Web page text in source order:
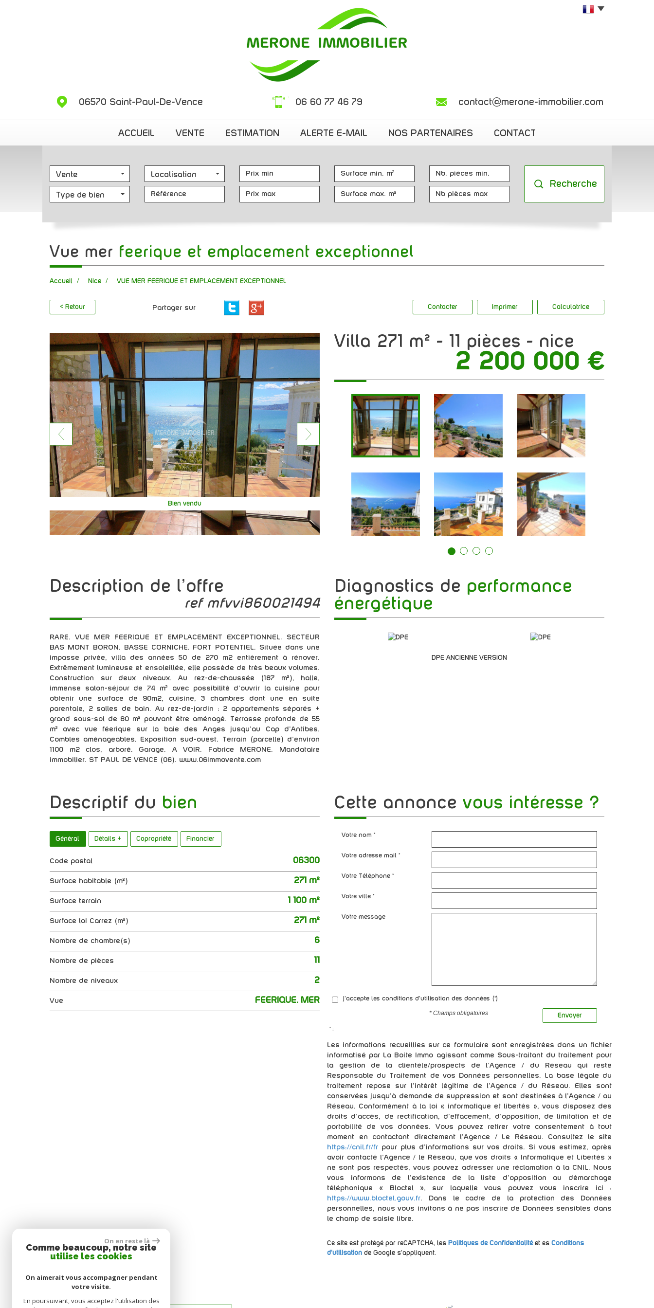
06 60 77 46 79
06570 Saint-Paul-De-Vence contact@merone-immobilier.com
ACCUEIL VENTE ESTIMATION ALERTE E-MAIL NOS PARTENAIRES CONTACT
Vente
Type de bien
Localisation
Recherche
vue mer feerique et emplacement exceptionnel
Accueil Nice VUE MER FEERIQUE ET EMPLACEMENT EXCEPTIONNEL
< Retour Partager sur Contacter Imprimer Calculatrice
Bien vendu
villa 271 m² - 11 pièces - nice
2 200 000 €
description de l'offre
ref mfvvi860021494
RARE. VUE MER FEERIQUE ET EMPLACEMENT EXCEPTIONNEL. SECTEUR
BAS MONT BORON. BASSE CORNICHE. FORT POTENTIEL. Située dans une
impasse privée, villa des années 50 de 270 m2 entièrement à rénover.
Extrêmement lumineuse et ensoleillée, elle possède de très beaux volumes.
Construction sur deux niveaux. Au rez-de-chaussée (187 m²), halle,
immense salon-séjour de 74 m² avec possibilité d'ouvrir la cuisine pour
obtenir une surface de 90m2, cuisine, 3 chambres dont une en suite
parentale, 2 salles de bain. Au rez-de-jardin : 2 appartements séparés +
grand sous-sol de 80 m² pouvant être aménagé. Terrasse profonde de 55
m² avec vue féerique sur la baie des Anges jusqu'au Cap d'Antibes.
Combles aménageables. Exposition sud-ouest. Terrain (parcelle) d'environ
1100 m2 clos, arboré. Garage. A VOIR. Fabrice MERONE. Mandataire
immobilier. ST PAUL DE VENCE (06). www.06immovente.com
diagnostics de performance
énergétique
DPE ANCIENNE VERSION
descriptif du bien
Général Détails + Copropriété Financier
Code postal 06300
Surface habitable (m²) 271 m²
surface terrain 1 100 m²
Surface loi Carrez (m²) 271 m²
Nombre de chambre(s) 6
Nombre de pièces 11
Nombre de niveaux 2
Vue FEERIQUE. MER
cette annonce vous intéresse ?
Votre nom *
Votre adresse mail *
Votre Téléphone *
Votre ville *
Votre message
J'accepte les conditions d'utilisation des données (*)
Envoyer
* Champs obligatoires
* :
Les informations recueillies sur ce formulaire sont enregistrées dans un fichier
informatisé par La Boite Immo agissant comme Sous-traitant du traitement pour
la gestion de la clientèle/prospects de l'Agence / du Réseau qui reste
Responsable du Traitement de vos Données personnelles. La base légale du
traitement repose sur l'intérêt légitime de l'Agence / du Réseau. Elles sont
conservées jusqu'à demande de suppression et sont destinées à l'Agence / au
Réseau. Conformément à la loi « informatique et libertés », vous disposez des
droits d’accès, de rectification, d’effacement, d’opposition, de limitation et de
portabilité de vos données. Vous pouvez retirer votre consentement à tout
moment en contactant directement l’Agence / Le Réseau. Consultez le site
https://cnil.fr/fr pour plus d’informations sur vos droits. Si vous estimez, après
avoir contacté l'Agence / le Réseau, que vos droits « Informatique et Libertés »
ne sont pas respectés, vous pouvez adresser une réclamation à la CNIL. Nous
vous informons de l’existence de la liste d'opposition au démarchage
téléphonique « Bloctel », sur laquelle vous pouvez vous inscrire ici :
https://www.bloctel.gouv.fr. Dans le cadre de la protection des Données
personnelles, nous vous invitons à ne pas inscrire de Données sensibles dans
le champ de saisie libre.
Ce site est protégé par reCAPTCHA, les Politiques de Confidentialitéet es Conditions
d'utilisation de Google s'appliquent.
On en reste là
Comme beaucoup, notre site
utilise les cookies
On aimerait vous accompagner pendant
votre visite.
En poursuivant, vous acceptez l'utilisation des